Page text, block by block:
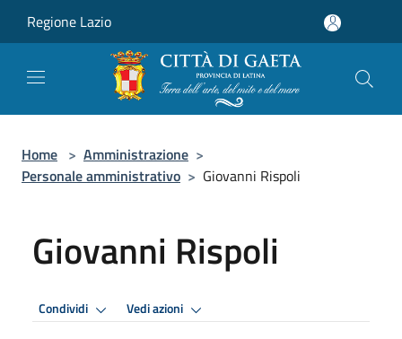
Regione Lazio
Home > Amministrazione >
Personale amministrativo > Giovanni Rispoli
Giovanni Rispoli
Condividi Vedi azioni